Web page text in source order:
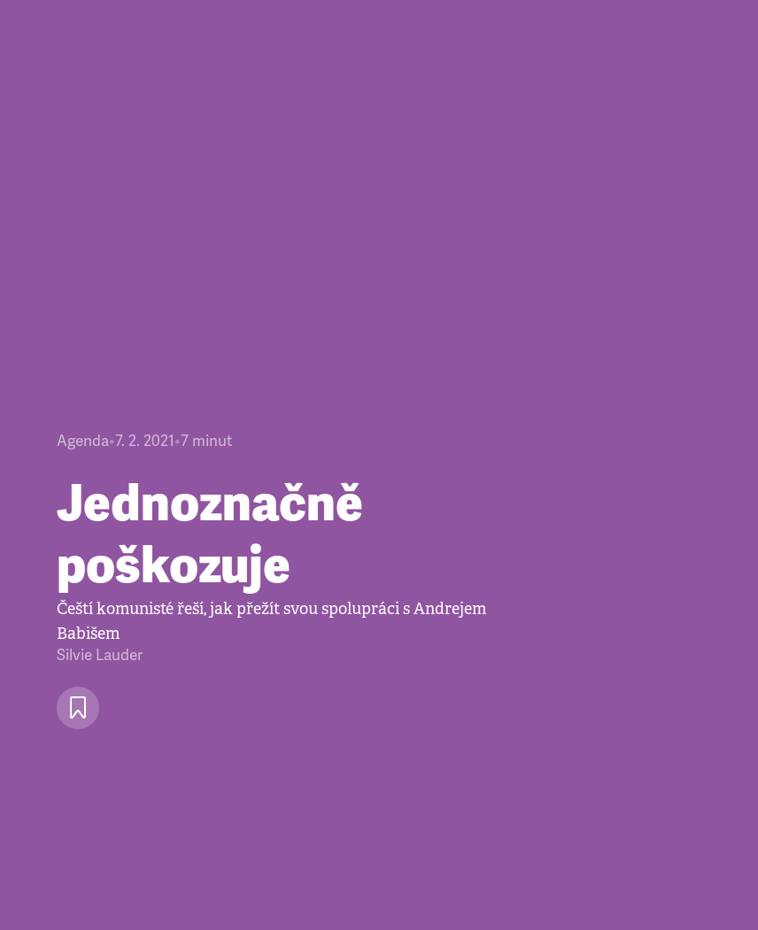
Agenda•7. 2. 2021•7 minut
Jednoznačně
poškozuje
Čeští komunisté řeší, jak přežít svou spolupráci s Andrejem
Babišem
Silvie Lauder